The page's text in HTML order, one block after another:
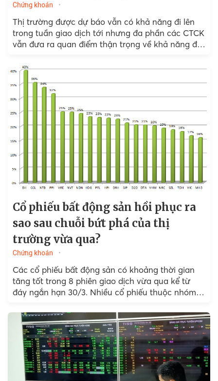
Chứng khoán
Thị trường được dự báo vẫn có khả năng đi lên
trong tuần giao dịch tới nhưng đa phần các CTCK
vẫn đưa ra quan điểm thận trọng về khả năng đi
Cổ phiếu bất động sản hồi phục ra
sao sau chuỗi bứt phá của thị
trường vừa qua?
Chứng khoán
Các cổ phiếu bất động sản có khoảng thời gian
tăng tốt trong 8 phiên giao dịch vừa qua kể từ
đáy ngắn hạn 30/3. Nhiều cổ phiếu thuộc nhóm
mã vốn hóa lớn.